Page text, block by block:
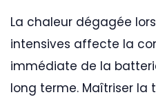
La chaleur dégagée
intensives affecte la
immédiate de la
long terme. Maîtriser